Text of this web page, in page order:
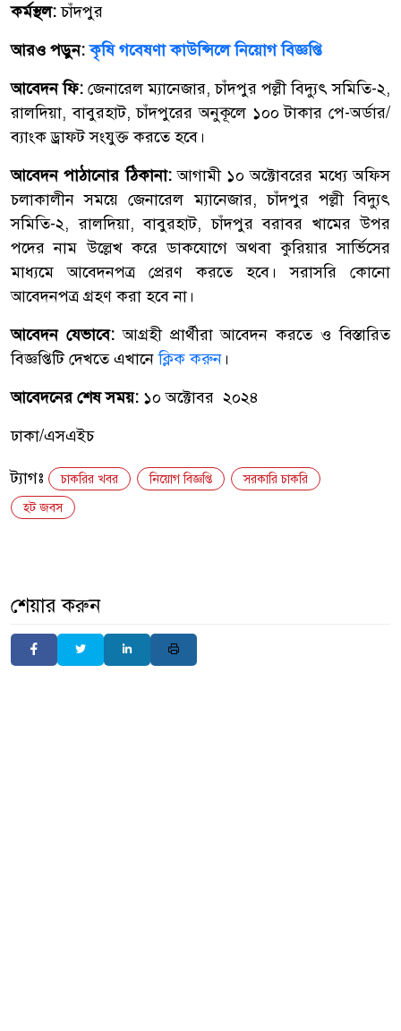
কর্মস্থল:চাঁদপুর
আরও পড়ুন:কৃষি গবেষণা কাউন্সিলে নিয়োগ বিজ্ঞপ্তি
আবেদন ফি: জেনারেল ম্যানেজার, চাঁদপুর পল্লী বিদ্যুৎ সমিতি-২,
রালদিয়া, বাবুরহাট, চাঁদপুরের অনুকূলে ১০০ টাকার পে-অর্ডার/
ব্যাংক ড্রাফট সংযুক্ত করতে হবে।
আবেদন পাঠানোর ঠিকানা:আগামী ১০ অক্টোবরের মধ্যে অফিস
চলাকালীন সময়ে জেনারেল ম্যানেজার, চাঁদপুর পল্লী বিদ্যুৎ
সমিতি-২, রালদিয়া, বাবুরহাট, চাঁদপুর বরাবর খামের উপর
পদের নাম উল্লেখ করে ডাকযোগে অথবা কুরিয়ার সার্ভিসের
মাধ্যমে আবেদনপত্র প্রেরণ করতে হবে। সরাসরি কোনো
আবেদনপত্র গ্রহণ করা হবে না।
আবেদন যেভাবে:আগ্রহী প্রার্থীরা আবেদন করতে ও বিস্তারিত
বিজ্ঞপ্তিটি দেখতে এখানেক্লিক করুন।
আবেদনের শেষ সময়: ১০ অক্টোবর ২০২৪
ঢাকা/এসএইচ
ট্যাগঃ চাকরির খবর নিয়োগ বিজ্ঞপ্তি
সরকারি চাকরি
হট জবস
শেয়ার করুন